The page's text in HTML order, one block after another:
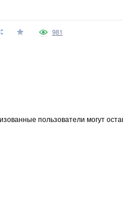
981
пользователи могут